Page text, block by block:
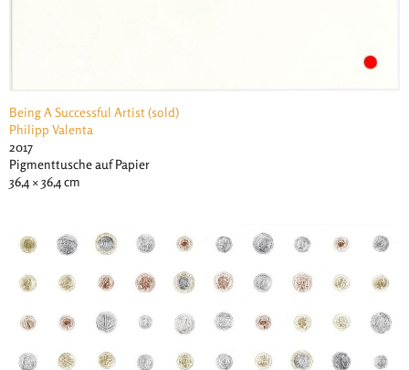
Being A Successful Artist (sold)
Philipp Valenta
2017
Pigmenttusche auf Papier
36,4 × 36,4 cm